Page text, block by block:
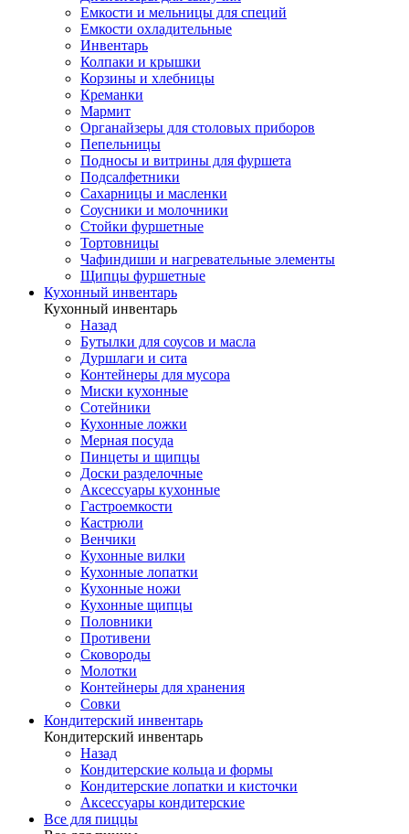
Емкости и мельницы для специй
Емкости охладительные
Инвентарь
Колпаки и крышки
Корзины и хлебницы
Креманки
Мармит
Органайзеры для столовых приборов
Пепельницы
Подносы и витрины для фуршета
Подсалфетники
Сахарницы и масленки
Соусники и молочники
Стойки фуршетные
Тортовницы
Чафиндиши и нагревательные элементы
Щипцы фуршетные
Кухонный инвентарь
Кухонный инвентарь
Назад
Бутылки для соусов и масла
Дуршлаги и сита
Контейнеры для мусора
Миски кухонные
Сотейники
Кухонные ложки
Мерная посуда
Пинцеты и щипцы
Доски разделочные
Аксессуары кухонные
Гастроемкости
Кастрюли
Венчики
Кухонные вилки
Кухонные лопатки
Кухонные ножи
Кухонные щипцы
Половники
Противени
Сковороды
Молотки
Контейнеры для хранения
Совки
Кондитерский инвентарь
Кондитерский инвентарь
Назад
Кондитерские кольца и формы
Кондитерские лопатки и кисточки
Аксессуары кондитерские
Все для пиццы